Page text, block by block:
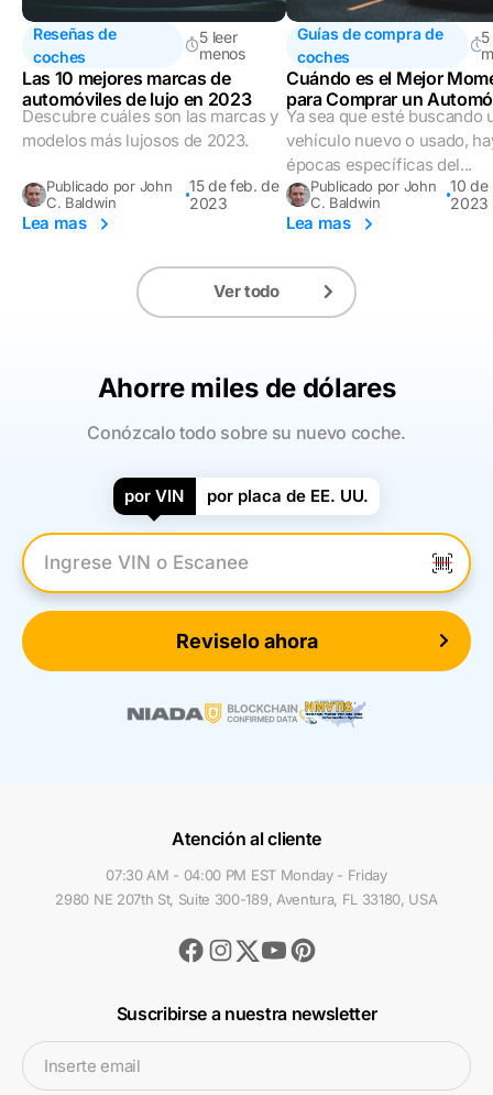
Reseñas de
coches
5 leer
menos
Las 10 mejores marcas de
automóviles de lujo en 2023
Descubre cuáles son las marcas y
modelos más lujosos de 2023.
Publicado por John
C. Baldwin
15 de feb. de
2023
Lea mas
Guías de compra de
coches
Cuándo es el Mejor
para Comprar un
Nueva Guía
Ya sea que esté buscando
vehículo nuevo o usado,
épocas específicas del...
Publicado por John
C. Baldwin
10 de
2023
Lea mas
Ver todo
Ahorre miles de dólares
Conózcalo todo sobre su nuevo coche.
por VIN por placa de EE. UU.
Introduzca el VIN
Reviselo ahora
Atención al cliente
07:30 AM - 04:00 PM EST Monday - Friday
2980 NE 207th St, Suite 300-189, Aventura, FL 33180, USA
Facebook
Instagram
TwitterYoutubePinterest
Suscribirse a nuestra newsletter
Inserte email